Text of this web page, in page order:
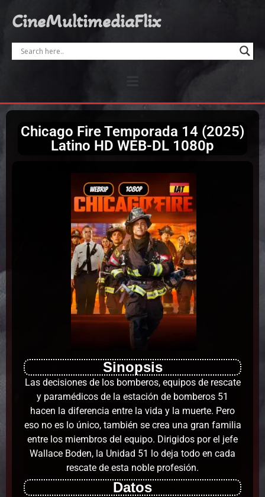
CineMultimediaFlix
Chicago Fire Temporada 14 (2025)
Latino HD WEB-DL 1080p
Sinopsis
Las decisiones de los bomberos, equipos de rescate
y paramédicos de la estación de bomberos 51
hacen la diferencia entre la vida y la muerte. Pero
eso no es lo único, también se crea una gran familia
entre los miembros del equipo. Dirigidos por el jefe
Wallace Boden, la Unidad 51 lo deja todo en cada
rescate de esta noble profesión.
Datos